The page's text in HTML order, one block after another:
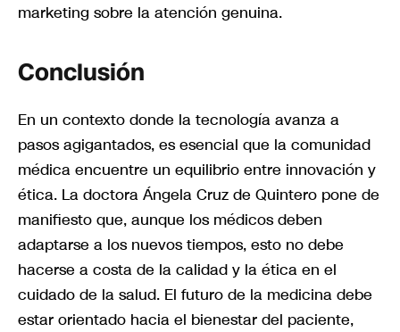
marketing sobre la atención genuina.
Conclusión
En un contexto donde la tecnología avanza a
pasos agigantados, es esencial que la comunidad
médica encuentre un equilibrio entre innovación y
ética. La doctora Ángela Cruz de Quintero pone de
manifiesto que, aunque los médicos deben
adaptarse a los nuevos tiempos, esto no debe
hacerse a costa de la calidad y la ética en el
cuidado de la salud. El futuro de la medicina debe
estar orientado hacia el bienestar del paciente,